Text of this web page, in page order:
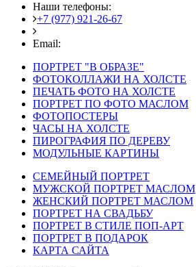
Наши телефоны:
+7 (977) 921-26-67
Email:
ПОРТРЕТ "В ОБРАЗЕ"
ФОТОКОЛЛАЖИ НА ХОЛСТЕ
ПЕЧАТЬ ФОТО НА ХОЛСТЕ
ПОРТРЕТ ПО ФОТО МАСЛОМ
ФОТОПОСТЕРЫ
ЧАСЫ НА ХОЛСТЕ
ПИРОГРАФИЯ ПО ДЕРЕВУ
МОДУЛЬНЫЕ КАРТИНЫ
СЕМЕЙНЫЙ ПОРТРЕТ
МУЖСКОЙ ПОРТРЕТ МАСЛОМ
ЖЕНСКИЙ ПОРТРЕТ МАСЛОМ
ПОРТРЕТ НА СВАДЬБУ
ПОРТРЕТ В СТИЛЕ ПОП-АРТ
ПОРТРЕТ В ПОДАРОК
КАРТА САЙТА